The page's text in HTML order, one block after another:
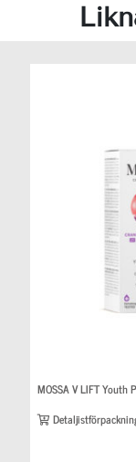
MOSSA V LIFT Youth